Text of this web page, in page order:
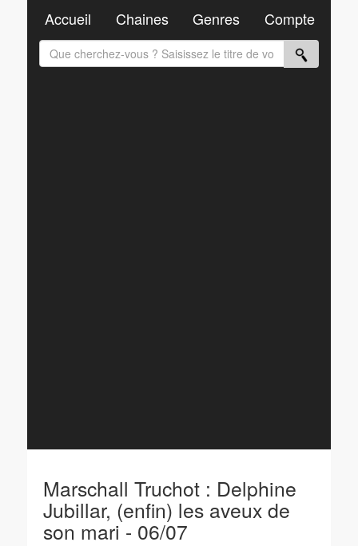
Marschall Truchot : Delphine
Jubillar, (enfin) les aveux de
son mari - 06/07
Accueil Chaines Genres Compte